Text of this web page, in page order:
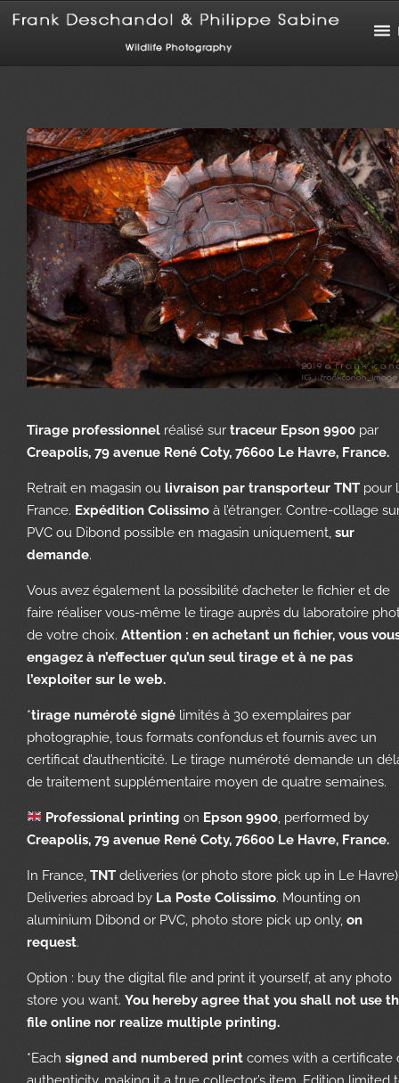
Tirage professionnel réalisé sur traceur Epson 9900 par
Creapolis, 79 avenue René Coty, 76600 Le Havre, France.
Retrait en magasin ou livraison par transporteur TNT pour
France. Expédition Colissimo à l’étranger. Contre-collage
PVC ou Dibond possible en magasin uniquement, sur
demande.
Vous avez également la possibilité d’acheter le fichier et de
faire réaliser vous-même le tirage auprès du laboratoire
de votre choix. Attention : en achetant un fichier, vous
engagez à n’effectuer qu’un seul tirage et à ne pas
l’exploiter sur le web.
*tirage numéroté signé limités à 30 exemplaires par
photographie, tous formats confondus et fournis avec un
certificat d’authenticité. Le tirage numéroté demande un
de traitement supplémentaire moyen de quatre semaines.
Professional printing on Epson 9900 , performed by
Creapolis, 79 avenue René Coty, 76600 Le Havre, France.
In France, TNT deliveries (or photo store pick up in Le
Deliveries abroad by La Poste Colissimo. Mounting on
aluminium Dibond or PVC, photo store pick up only, on
request.
Option : buy the digital file and print it yourself, at any photo
store you want. You hereby agree that you shall not use
file online nor realize multiple printing.
*Each signed and numbered print comes with a certificate